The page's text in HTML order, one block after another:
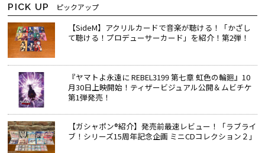
PICK UP ピックアップ
【SideM】アクリルカードで音楽が聴ける！「かざし
て聴ける！プロデューサーカード」を紹介！第2弾！
『ヤマトよ永遠に REBEL3199 第七章 虹色の輪廻』10
月30日上映開始！ティザービジュアル公開＆ムビチケ
第1弾発売！
【ガシャポン®紹介】発売前最速レビュー！「ラブライ
ブ！シリーズ15周年記念企画 ミニCDコレクション２」